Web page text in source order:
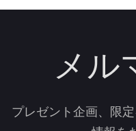
メル
プレゼント企画、限